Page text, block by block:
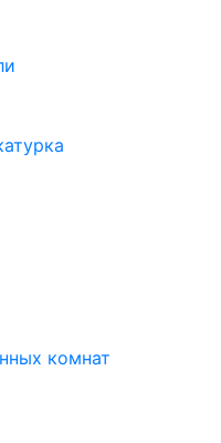
комнат